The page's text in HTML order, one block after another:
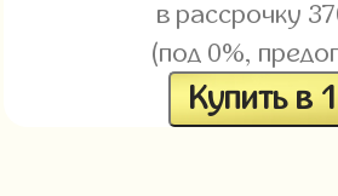
в рассрочку
(под 0%,
Купить в